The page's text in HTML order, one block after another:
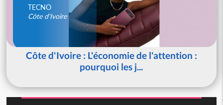
TECNO
Côte d'Ivoire
Côte d'Ivoire : L'économie de l'attention :
pourquoi les j...